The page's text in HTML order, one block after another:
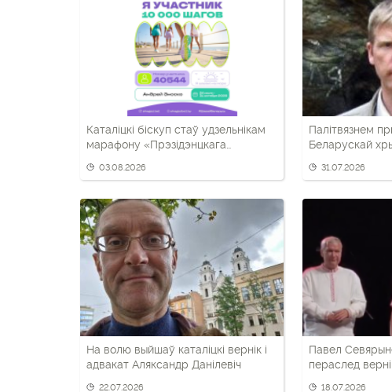
Каталіцкі біскуп стаў удзельнікам
марафону «Прэзідэнцкага
03.08.2026
Палітвязнем
Беларускай
31.07.2026
На волю выйшаў каталіцкі вернік і
адвакат Аляксандр Данілевіч
22.07.2026
Павел
пераслед
18.07.2026